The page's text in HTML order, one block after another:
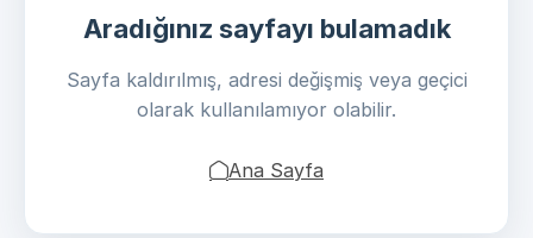
Aradığınız sayfayı bulamadık
Sayfa kaldırılmış, adresi değişmiş veya geçici
olarak kullanılamıyor olabilir.
Ana Sayfa